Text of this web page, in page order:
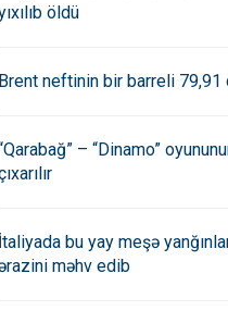
öldü
Brent neftinin bir barreli 79,91
– “Dinamo”
İtaliyada bu yay meşə
məhv edib